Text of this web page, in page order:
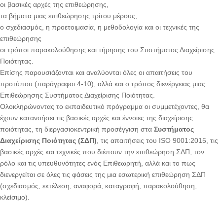
οι βασικές αρχές της επιθεώρησης,
τα βήματα μιας επιθεώρησης τρίτου μέρους,
ο σχεδιασμός, η προετοιμασία, η μεθοδολογία και οι τεχνικές της
επιθεώρησης
οι τρόποι παρακολούθησης και τήρησης του Συστήματος Διαχείρισης
Ποιότητας.
Επίσης παρουσιάζονται και αναλύονται όλες οι απαιτήσεις του
προτύπου (παράγραφοι 4-10), αλλά και ο τρόπος διενέργειας μιας
Επιθεώρησης Συστήματος Διαχείρισης Ποιότητας.
Ολοκληρώνοντας το εκπαιδευτικό πρόγραμμα οι συμμετέχοντες, θα
έχουν κατανοήσει τις βασικές αρχές και έννοιες της διαχείρισης
ποιότητας, τη διεργασιοκεντρική προσέγγιση στα Συστήματος
Διαχείρισης Ποιότητας (ΣΔΠ) , τις απαιτήσεις του ISO 9001:2015, τις
βασικές αρχές και τεχνικές που διέπουν την επιθεώρηση ΣΔΠ, τον
ρόλο και τις υπευθυνότητες ενός Επιθεωρητή, αλλά και το πως
διενεργείται σε όλες τις φάσεις της μια εσωτερική επιθεώρηση ΣΔΠ
(σχεδιασμός, εκτέλεση, αναφορά, καταγραφή, παρακολούθηση,
κλείσιμο).